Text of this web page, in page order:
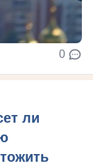
0
ли